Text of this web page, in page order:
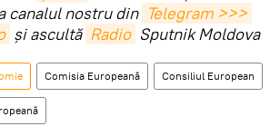
canalul nostru din Telegram >>>
și ascultă Radio Sputnik Moldova
Comisia Europeană Consiliul European